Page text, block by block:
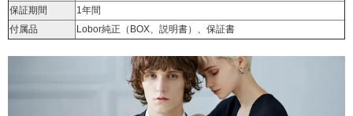
保証期間
1年間
付属品
Lobor純正（BOX、説明書）、保証書